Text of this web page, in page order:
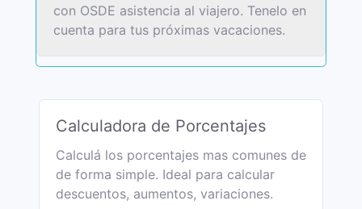
con OSDE asistencia al viajero. Tenelo en
cuenta para tus próximas vacaciones.
Calculadora de Porcentajes
Calculá los porcentajes mas comunes de
de forma simple. Ideal para calcular
descuentos, aumentos, variaciones.